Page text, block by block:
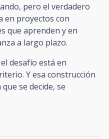
pero el verdadero
en proyectos con
que aprenden y en
a largo plazo.
desafío está en
Y esa construcción
se decide, se